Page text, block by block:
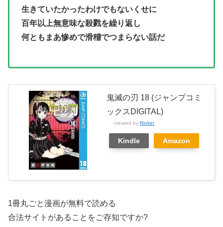
生きていたかったわけでもないくせに
百年以上無意味な殺戮を繰り返し
何ともまあ惨めで滑稽でつまらない話だ
鬼滅の刃 18 (ジャンプコミ
ックスDIGITAL)
created by Rinker
Kindle Amazon
1冊丸ごと漫画が無料で読める
合法サイトがあることをご存知ですか?